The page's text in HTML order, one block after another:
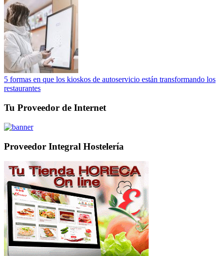
5 formas en que los kioskos de autoservicio están transformando los
restaurantes
Tu Proveedor de Internet
Proveedor Integral Hostelería